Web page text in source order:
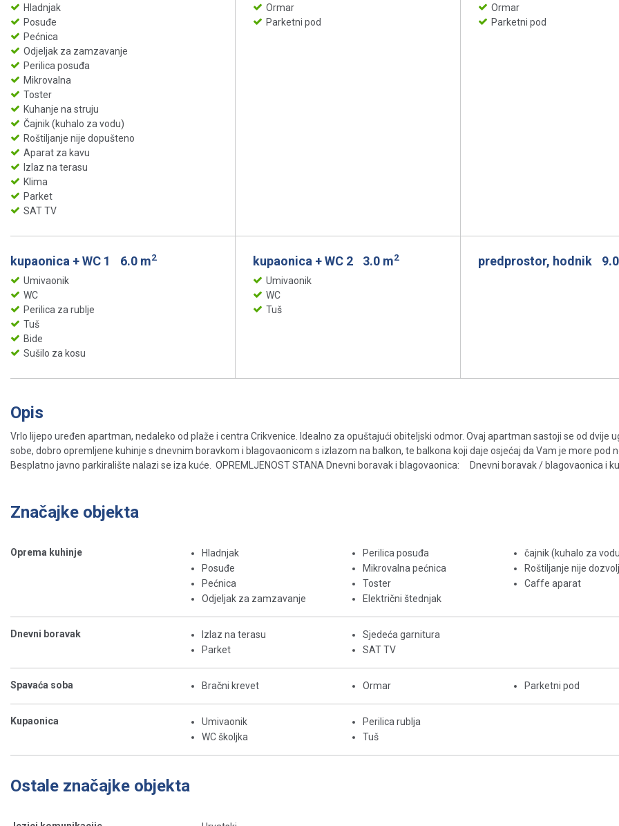
Hladnjak
Posuđe
Pećnica
Odjeljak za zamzavanje
Perilica posuđa
Mikrovalna
Toster
Kuhanje na struju
Čajnik (kuhalo za vodu)
Roštiljanje nije dopušteno
Aparat za kavu
Izlaz na terasu
Klima
Parket
SAT TV
Ormar
Parketni pod
Ormar
Parketni pod
kupaonica + WC 1 6.0 m2
Umivaonik
WC
Perilica za rublje
Tuš
Bide
Sušilo za kosu
kupaonica + WC 2 3.0 m2
Umivaonik
WC
Tuš
predprostor, hodnik
Opis
Vrlo lijepo uređen apartman, nedaleko od plaže i centra Crikvenice. Idealno za opuštajući obiteljski odmor. Ovaj apartman sastoji se od dvije
sobe, dobro opremljene kuhinje s dnevnim boravkom i blagovaonicom s izlazom na balkon, te balkona koji daje osjećaj da Vam je more pod
Besplatno javno parkiralište nalazi se iza kuće. OPREMLJENOST STANA Dnevni boravak i blagovaonica: Dnevni boravak / blagovaonica i
Značajke objekta
Oprema kuhinje
Hladnjak
Posuđe
Pećnica
Odjeljak za zamzavanje
Perilica posuđa
Mikrovalna pećnica
Toster
Električni štednjak
čajnik (kuhalo za
Roštiljanje nije
Caffe aparat
Dnevni boravak
Izlaz na terasu
Parket
Sjedeća garnitura
SAT TV
Spavaća soba Bračni krevet Ormar Parketni pod
Kupaonica
Umivaonik
WC školjka
Perilica rublja
Tuš
Ostale značajke objekta